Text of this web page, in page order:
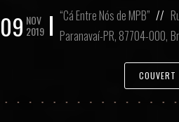
09 NOV
2019
“Cá Entre Nós de MPB” //
Paranavaí-PR, 87704-000,
COUVERT